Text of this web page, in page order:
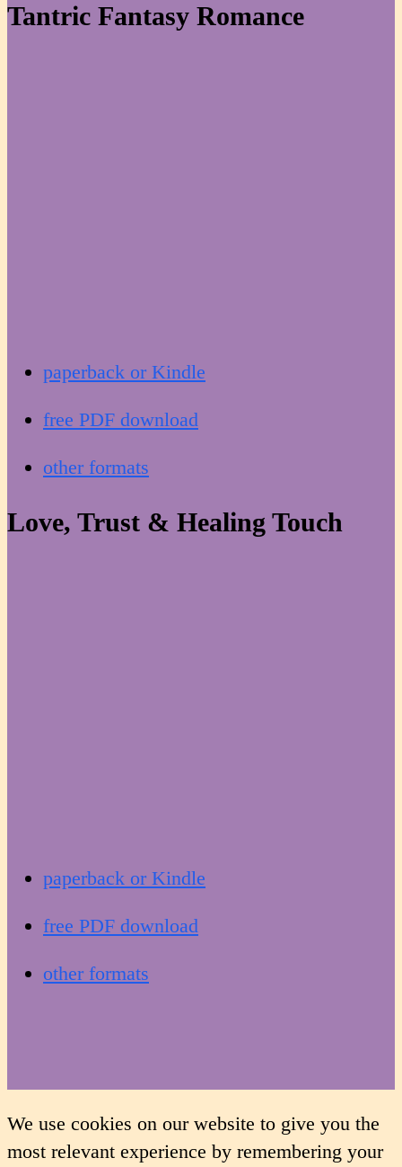
Tantric Fantasy Romance
paperback or Kindle
free PDF download
other formats
Love, Trust & Healing Touch
paperback or Kindle
free PDF download
other formats
We use cookies on our website to give you the
most relevant experience by remembering your